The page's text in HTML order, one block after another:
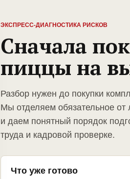
ЭКСПРЕСС-ДИАГНОСТИКА РИСКОВ
Сначала
пиццы на
Разбор нужен до покупки
Мы отделяем обязательное
и даем понятный порядок
труда и кадровой проверке.
Что уже готово